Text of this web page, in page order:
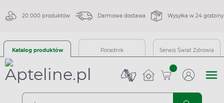
20 000 produktów Darmowa dostawa Wysyłka w 24 godziny
Katalog produktów Poradnik Serwis Świat Zdrowia
sztuk